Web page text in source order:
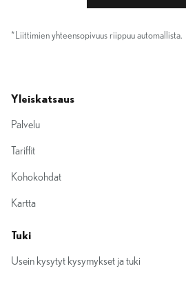
*Liittimien yhteensopivuus riippuu automallista.
Yleiskatsaus
Palvelu
Tariffit
Kohokohdat
Kartta
Tuki
Usein kysytyt kysymykset ja tuki